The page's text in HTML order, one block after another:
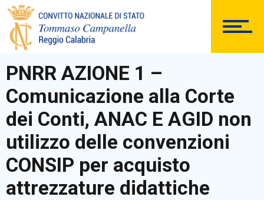
DOCUMENTAZIONE
PERSONALE
Comunicazioni Esterne
PNRR AZIONE 1 –
Comunicazione alla Corte
dei Conti, ANAC E AGID non
utilizzo delle convenzioni
CONSIP per acquisto
attrezzature didattiche